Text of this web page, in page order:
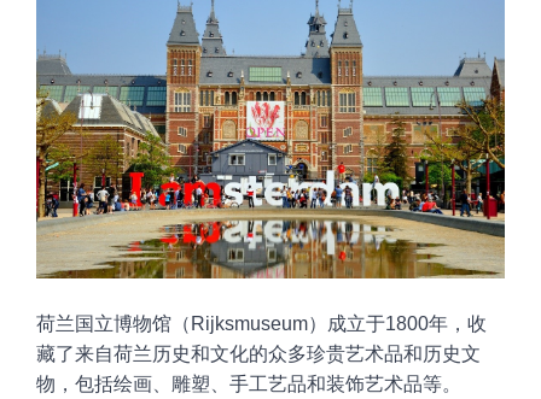
荷兰国立博物馆（Rijksmuseum）成立于1800年，收
藏了来自荷兰历史和文化的众多珍贵艺术品和历史文
物，包括绘画、雕塑、手工艺品和装饰艺术品等。